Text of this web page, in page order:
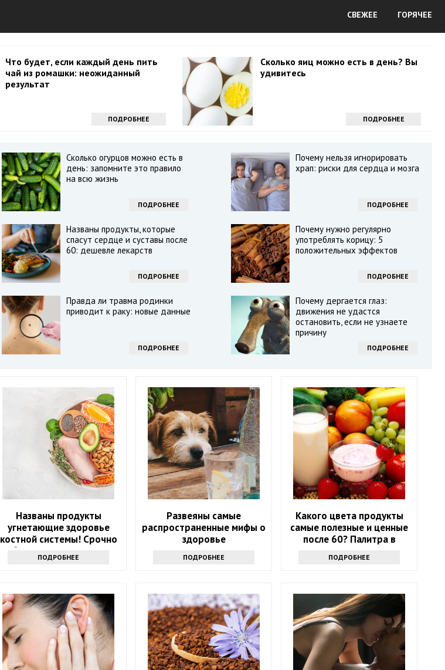
СВЕЖЕЕ ГОРЯЧЕЕ
Что будет, если каждый день пить
чай из ромашки: неожиданный
результат
ПОДРОБНЕЕ
Сколько яиц можно есть в день? Вы
удивитесь
ПОДРОБНЕЕ
Сколько огурцов можно есть в
день: запомните это правило
на всю жизнь
ПОДРОБНЕЕ
Почему нельзя игнорировать
храп: риски для сердца и мозга
ПОДРОБНЕЕ
Названы продукты, которые
спасут сердце и суставы после
60: дешевле лекарств
ПОДРОБНЕЕ
Почему нужно регулярно
употреблять корицу: 5
положительных эффектов
ПОДРОБНЕЕ
Правда ли травма родинки
приводит к раку: новые данные
ПОДРОБНЕЕ
Почему дергается глаз:
движения не удастся
остановить, если не узнаете
причину
ПОДРОБНЕЕ
Названы продукты
угнетающие здоровье
костной системы! Срочно
уберите их из рациона
ПОДРОБНЕЕ
Развеяны самые
распространенные мифы о
здоровье
ПОДРОБНЕЕ
Какого цвета продукты
самые полезные и ценные
после 60? Палитра в
ПОДРОБНЕЕ